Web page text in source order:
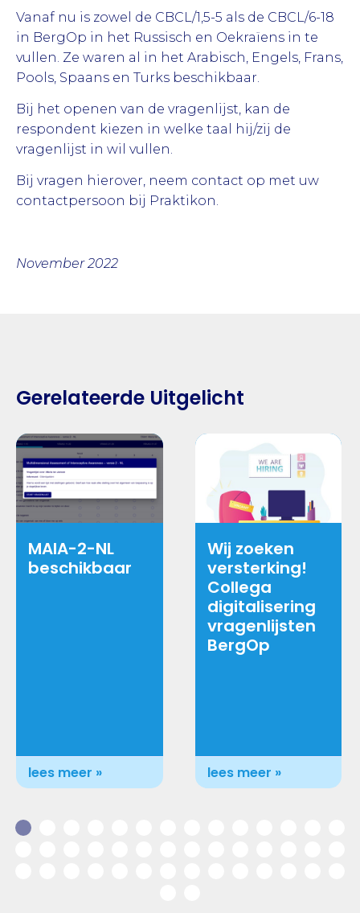
Vanaf nu is zowel de CBCL/1,5-5 als de CBCL/6-18
in BergOp in het Russisch en Oekraïens in te
vullen. Ze waren al in het Arabisch, Engels, Frans,
Pools, Spaans en Turks beschikbaar.
Bij het openen van de vragenlijst, kan de
respondent kiezen in welke taal hij/zij de
vragenlijst in wil vullen.
Bij vragen hierover, neem contact op met uw
contactpersoon bij Praktikon.
November 2022
Gerelateerde Uitgelicht
MAIA-2-NL
beschikbaar
lees meer »
Wij zoeken
versterking!
Collega
digitalisering
vragenlijsten
BergOp
lees meer »